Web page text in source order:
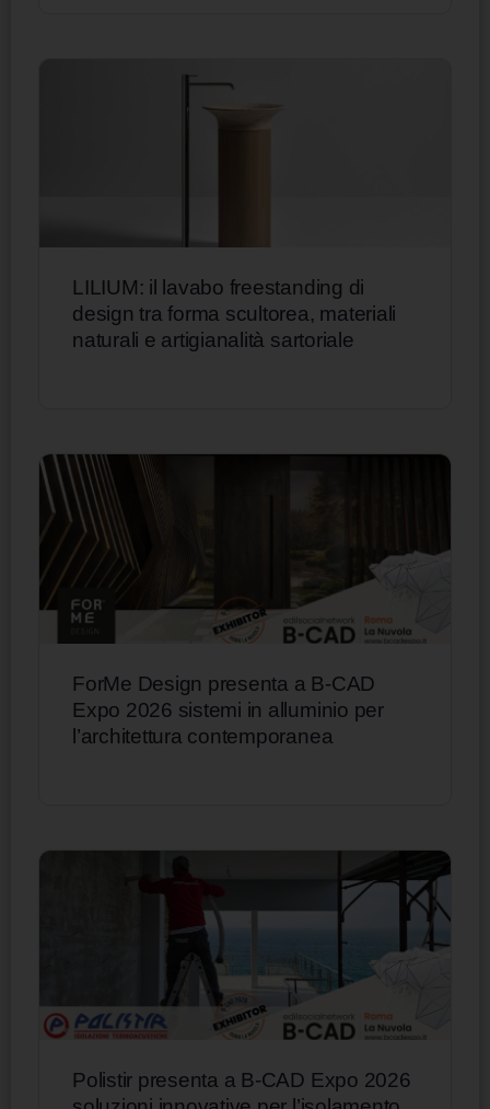
LILIUM: il lavabo freestanding di
design tra forma scultorea, materiali
naturali e artigianalità sartoriale
ForMe Design presenta a B-CAD
Expo 2026 sistemi in alluminio per
l’architettura contemporanea
Polistir presenta a B-CAD Expo 2026